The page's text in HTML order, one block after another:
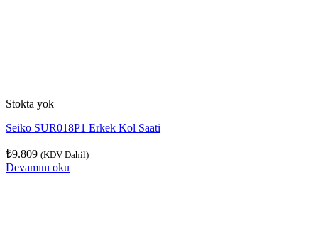
Stokta yok
Seiko SUR018P1 Erkek Kol Saati
₺9.809 (KDV Dahil)
Devamını oku